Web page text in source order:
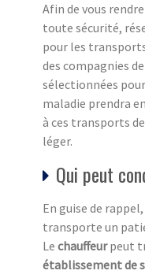
Afin de vous
toute sécurité,
pour les
des compagnies
sélectionnées pour
maladie prendra
à ces transports
léger.
Qui peut
En guise de
transporte un
Le chauffeurpeut
établissement de